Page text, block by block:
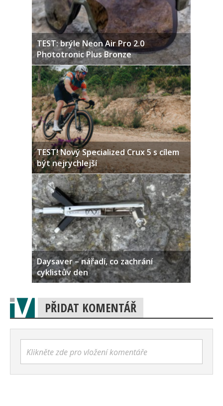
TEST: brýle Neon Air Pro 2.0
Phototronic Plus Bronze
TEST! Nový Specialized Crux 5 s cílem
být nejrychlejší
Daysaver – nářadí, co zachrání
cyklistův den
PŘIDAT KOMENTÁŘ
Klikněte zde pro vložení komentáře